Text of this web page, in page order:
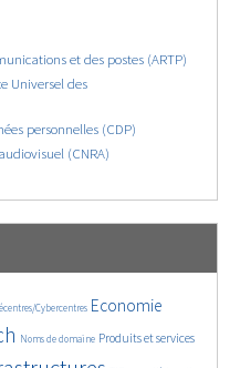
et des postes (ARTP)
Universel des
personnelles (CDP)
(CNRA)
Cybercentres Economie
Noms de domaine Produits et services